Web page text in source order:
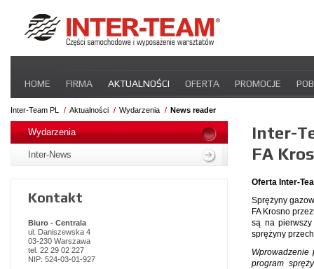
nawigacje
HOME FIRMA AKTUALNOŚCI OFERTA PROMOCJE
STREFA DLA PRZEWOŹNIKA CERTYFIKATY
Inter-Team PL Aktualności Wydarzenia News reader
Inter-
FA
Oferta Inter-
Sprężyny
FA Krosno
są na
sprężyny
Wprowadzenie
program
Pomiń
nawigacje
Wydarzenia
Inter-News
Kontakt
Biuro - Centrala
ul. Daniszewska 4
03-230 Warszawa
tel. 22 29 02 227
NIP: 524-03-01-927